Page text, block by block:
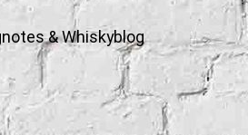
& Whiskyblog